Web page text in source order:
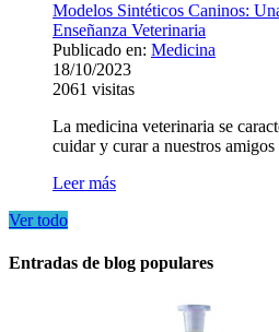
Modelos Sintéticos Caninos:
Enseñanza Veterinaria
Publicado en: Medicina
18/10/2023
2061 visitas
La medicina veterinaria se
cuidar y curar a nuestros
Leer más
Ver todo
Entradas de blog populares